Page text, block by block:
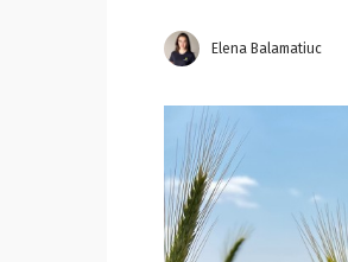
Elena Balamatiuc